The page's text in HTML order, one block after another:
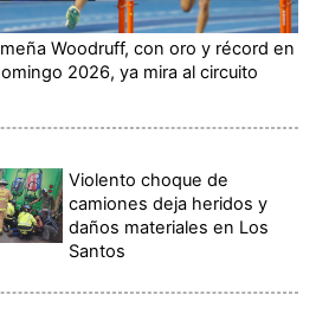
Woodruff, con oro y récord en
2026, ya mira al circuito
Violento choque de
camiones deja heridos y
daños materiales en Los
Santos